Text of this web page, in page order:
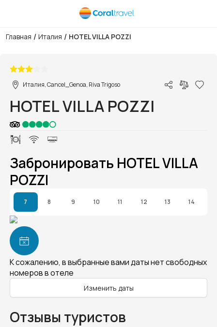
Главная / Италия / HOTEL VILLA POZZI
Италия, Cancel_Genoa, Riva Trigoso
HOTEL VILLA POZZI
Забронировать HOTEL VILLA
POZZI
7 8 9 10 11 12 13 14
К сожалению, в выбранные вами даты нет свободных
номеров в отеле
Изменить даты
Отзывы туристов